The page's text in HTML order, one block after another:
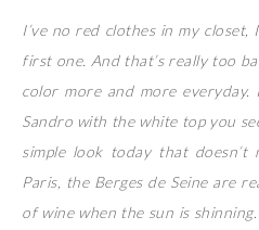
I’ve no red clothes in my
first one. And that’s really too
color more and more
Sandro with the white top you
simple look today that
Paris, the Berges de Seine are
of wine when the sun is